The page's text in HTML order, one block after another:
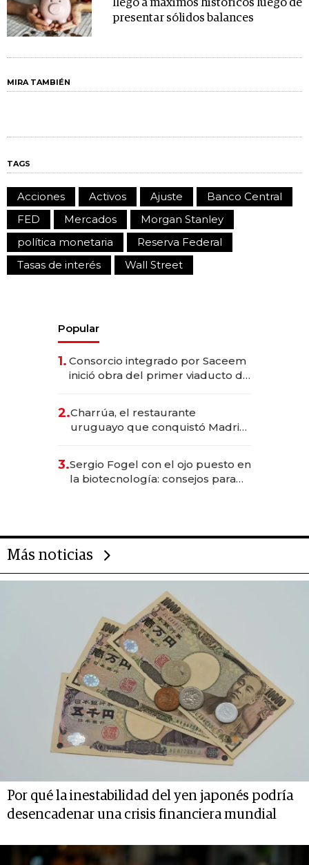
llegó a máximos históricos luego de
presentar sólidos balances
MIRA TAMBIÉN
TAGS
Acciones Activos Ajuste
Banco Central
FED
Mercados
Morgan Stanley
política monetaria
Reserva Federal
Tasas de interés
Wall Street
Popular
1. Consorcio integrado por Saceem
inició obra del primer viaducto de
millones
2.Charrúa, el restaurante
uruguayo que conquistó Madrid:
anticipación y prepara apertura
3.Sergio Fogel con el ojo puesto en
la biotecnología: consejos para
Más noticias
Por qué la inestabilidad del yen japonés podría
desencadenar una crisis financiera mundial